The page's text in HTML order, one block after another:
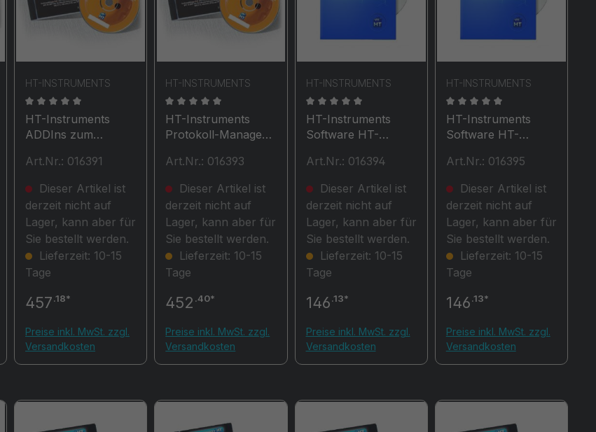
von 0 von 5 Sternen
HT-INSTRUMENTS
Durchschnittliche Bewertung von 0 von 5 Sternen
HT-Instruments
ADDIns zum
Art.Nr.: 016391
Dieser Artikel ist
derzeit nicht auf
Lager, kann aber für
Sie bestellt werden.
Lieferzeit: 10-15
Tage
457.18*
Preise inkl. MwSt. zzgl.
Versandkosten
HT-INSTRUMENTS
Durchschnittliche Bewertung von 0 von 5 Sternen
HT-Instruments
Protokoll-Manager
Datenverwaltungs-
und
Protokollsoftware
für alle HT-VDE
Messgeräte
Art.Nr.: 016393
Dieser Artikel ist
derzeit nicht auf
Lager, kann aber für
Sie bestellt werden.
Lieferzeit: 10-15
Tage
452 .40*
Preise inkl. MwSt. zzgl.
Versandkosten
HT-INSTRUMENTS
Durchschnittliche Bewertung von 0 von 5 Sternen
HT-Instruments
Software HT-
0701/0702S
Art.Nr.: 016394
Dieser Artikel ist
derzeit nicht auf
Lager, kann aber für
Sie bestellt werden.
Lieferzeit: 10-15
Tage
146.13*
Preise inkl. MwSt. zzgl.
Versandkosten
HT-INSTRUMENTS
Durchschnittliche
HT-Instruments
Software HT-
Art.Nr.: 016395
Dieser Artikel ist
derzeit nicht auf
Lager, kann aber für
Sie bestellt werden.
Lieferzeit: 10-15
Tage
146.13*
Preise inkl. MwSt. zzgl.
Versandkosten